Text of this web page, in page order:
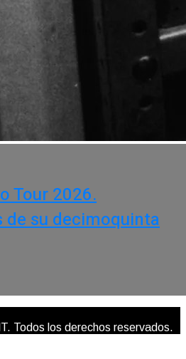
Tour 2026.
su decimoquinta
Todos los derechos reservados.